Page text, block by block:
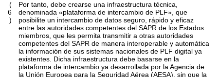
(
6
)
Por tanto, debe crearse una infraestructura técnica,
denominada «plataforma de intercambio de PLF», que
posibilite un intercambio de datos seguro, rápido y eficaz
entre las autoridades competentes del SAPR de los Estados
miembros, que les permita transmitir a otras autoridades
competentes del SAPR de manera interoperable y automática
la información de sus sistemas nacionales de PLF digital ya
existentes. Dicha infraestructura debe basarse en la
plataforma de intercambio ya desarrollada por la Agencia de
la Unión Europea para la Seguridad Aérea (AESA), sin que la